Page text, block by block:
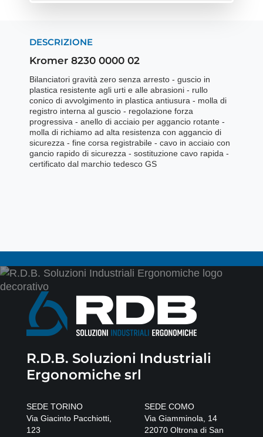
DESCRIZIONE
Kromer 8230 0000 02
Bilanciatori gravità zero senza arresto - guscio in
plastica resistente agli urti e alle abrasioni - rullo
conico di avvolgimento in plastica antiusura - molla di
registro interna al guscio - regolazione forza
progressiva - anello di acciaio per aggancio rotante -
molla di richiamo ad alta resistenza con aggancio di
sicurezza - fine corsa registrabile - cavo in acciaio con
gancio rapido di sicurezza - sostituzione cavo rapida -
certificato dal marchio tedesco GS
R.D.B. Soluzioni Industriali
Ergonomiche srl
SEDE TORINO
Via Giacinto Pacchiotti,
123
SEDE COMO
Via Giamminola, 14
22070 Oltrona di San